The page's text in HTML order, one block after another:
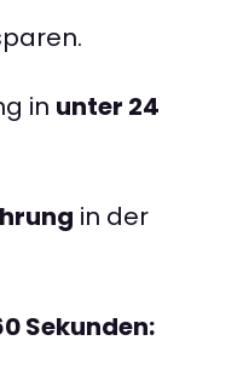
in unter 24
in der
Sekunden: